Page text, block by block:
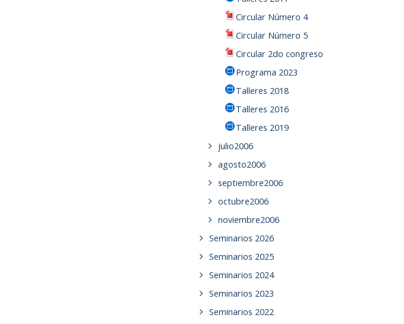
Circular Número 4
Circular Número 5
Circular 2do congreso
Programa 2023
Talleres 2018
Talleres 2016
Talleres 2019
julio2006
agosto2006
septiembre2006
octubre2006
noviembre2006
Seminarios 2026
Seminarios 2025
Seminarios 2024
Seminarios 2023
Seminarios 2022